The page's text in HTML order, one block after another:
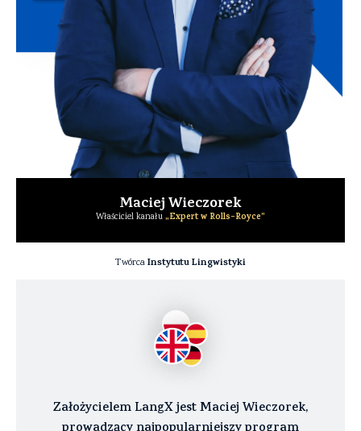
Maciej Wieczorek
Właściciel kanału„Expert w Rolls-Royce”
Założycielem LangX jest Maciej Wieczorek,
TwórcaInstytutu Lingwistyki